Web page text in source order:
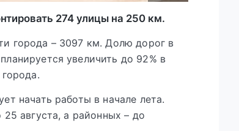
274 улицы на 250 км.
города – 3097 км. Долю дорог в
увеличить до 92% в
начать работы в начале лета.
августа, а районных – до